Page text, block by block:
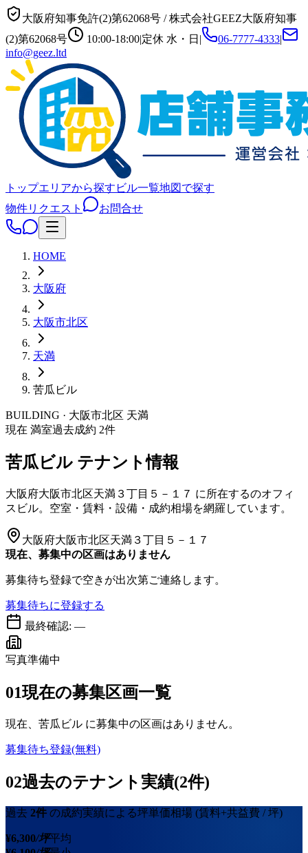
大阪府知事免許(2)第62068号 /株式会社GEEZ大阪府知事
(2)第62068号
10:00-18:00|定休 水・日 | 06-7777-4333|
info@geez.ltd
トップエリアから探す ビル一覧地図で探す
物件リクエスト
お問合せ
HOME
大阪府
大阪市北区
天満
苦瓜ビル
BUILDING · 大阪市北区 天満
現在 満室過去成約 2件
苦瓜ビル テナント情報
大阪府大阪市北区天満３丁目５－１７ に所在するのオフィ
スビル。空室・賃料・設備・成約相場を網羅しています。
大阪府大阪市北区天満３丁目５－１７
現在、募集中の区画はありません
募集待ち登録で空きが出次第ご連絡します。
募集待ちに登録する
最終確認: —
写真準備中
01現在の募集区画一覧
現在、 苦瓜ビル に募集中の区画はありません。
募集待ち登録(無料)
02過去のテナント実績(2件)
過去 2件 の成約実績による坪単価相場 (賃料+共益費 / 坪)
¥6,300/坪平均